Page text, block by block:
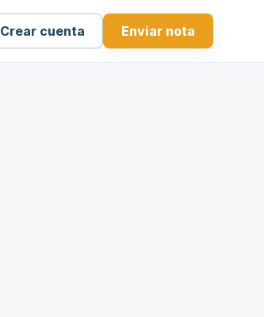
Crear cuenta Enviar nota